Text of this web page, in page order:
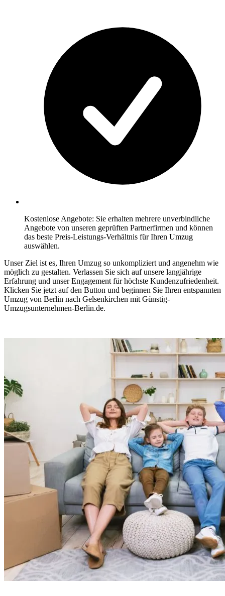
Kostenlose Angebote: Sie erhalten mehrere unverbindliche
Angebote von unseren geprüften Partnerfirmen und können
das beste Preis-Leistungs-Verhältnis für Ihren Umzug
auswählen.
Unser Ziel ist es, Ihren Umzug so unkompliziert und angenehm wie
möglich zu gestalten. Verlassen Sie sich auf unsere langjährige
Erfahrung und unser Engagement für höchste Kundenzufriedenheit.
Klicken Sie jetzt auf den Button und beginnen Sie Ihren entspannten
Umzug von Berlin⁠ nach Gelsenkirchen mit Günstig-
Umzugsunternehmen-Berlin.de.